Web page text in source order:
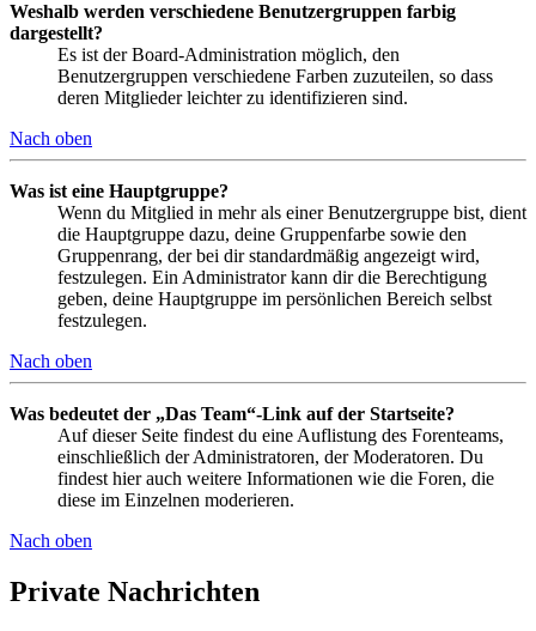
Weshalb werden verschiedene Benutzergruppen farbig
dargestellt?
Es ist der Board-Administration möglich, den
Benutzergruppen verschiedene Farben zuzuteilen, so dass
deren Mitglieder leichter zu identifizieren sind.
Nach oben
Was ist eine Hauptgruppe?
Wenn du Mitglied in mehr als einer Benutzergruppe bist, dient
die Hauptgruppe dazu, deine Gruppenfarbe sowie den
Gruppenrang, der bei dir standardmäßig angezeigt wird,
festzulegen. Ein Administrator kann dir die Berechtigung
geben, deine Hauptgruppe im persönlichen Bereich selbst
festzulegen.
Nach oben
Was bedeutet der „Das Team“-Link auf der Startseite?
Auf dieser Seite findest du eine Auflistung des Forenteams,
einschließlich der Administratoren, der Moderatoren. Du
findest hier auch weitere Informationen wie die Foren, die
diese im Einzelnen moderieren.
Nach oben
Private Nachrichten